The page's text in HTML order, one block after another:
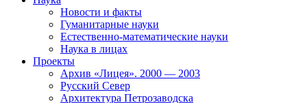
Новости и факты
Гуманитарные науки
Естественно-математические науки
Наука в лицах
Проекты
Архив «Лицея». 2000 — 2003
Русский Север
Архитектура Петрозаводска